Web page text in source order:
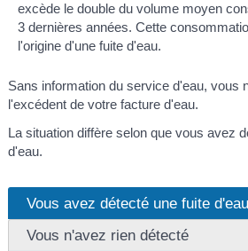
excède le double du volume moyen
3 dernières années. Cette
l'origine d'une fuite d'eau.
Sans information du service d'eau, vous
l'excédent de votre facture d'eau.
La situation diffère selon que vous avez
d'eau.
Vous avez détecté une fuite d'eau
Vous n'avez rien détecté